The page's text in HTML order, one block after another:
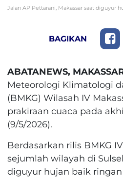
Jalan AP Pettarani, Makassar saat diguyur
BAGIKAN
ABATANEWS,
Meteorologi Klimatologi
(BMKG) Wilasah IV
prakiraan cuaca pada
(9/5/2026).
Berdasarkan rilis BMKG
sejumlah wilayah di
diguyur hujan baik